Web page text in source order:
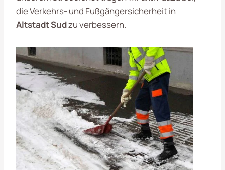
die Verkehrs- und Fußgängersicherheit in
Altstadt Sudzu verbessern.